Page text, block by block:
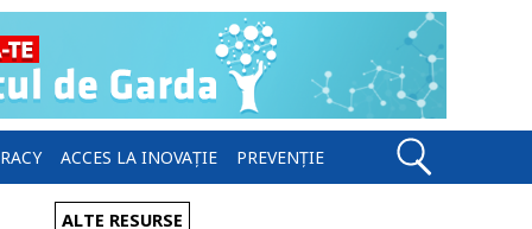
ACCES LA INOVAȚIE PREVENȚIE
ALTE RESURSE